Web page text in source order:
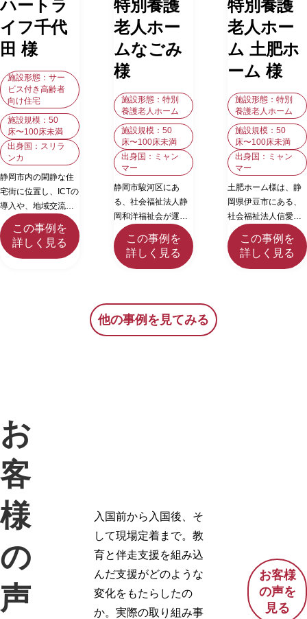
ハートラ
イフ千代
田 様
施設形態：サー
ビス付き高齢者
向け住宅
施設規模：50
床〜100床未満
出身国：スリラ
ンカ
静岡市内の閑静な住
宅街に位置し、ICTの
導入や、地域交流を
積極的に行う先進的
な運営を行っていま
す。介護が必要にな
この事例を
詳しく見る
特別養護
老人ホー
ムなごみ
様
施設形態：特別
養護老人ホーム
施設規模：50
床〜100床未満
出身国：ミャン
マー
静岡市駿河区にあ
る、社会福祉法人静
岡和洋福祉会が運営
する介護老人福祉施
設です。 2000年の開
設以来、地域に根ざ
スを中心にショート
ステイやデイサービ
る福祉拠点としての
役割も担っていま
す。
この事例を
詳しく見る
特別養護
老人ホー
ム 土肥ホ
ーム 様
施設形態：特別
養護老人ホーム
施設規模：50
床〜100床未満
出身国：ミャン
マー
土肥ホーム様は、静
岡県伊豆市にある、
社会福祉法人信愛会
が運営する特別養護
老人ホームです。自
然豊かな環境の中
この事例を
詳しく見る
他の事例を見てみる
お
客
様
の
声
入国前から入国後、そ
して現場定着まで。教
育と伴走支援を組み込
んだ支援がどのような
変化をもたらしたの
か。実際の取り組み事
お客様
の声を
見る